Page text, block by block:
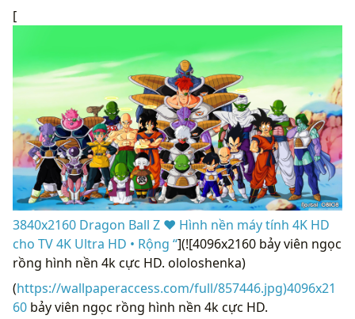
[
3840x2160 Dragon Ball Z ❤ Hình nền máy tính 4K HD
cho TV 4K Ultra HD • Rộng “](![4096x2160 bảy viên ngọc
rồng hình nền 4k cực HD. ololoshenka)
(https://wallpaperaccess.com/full/857446.jpg)4096x21
60 bảy viên ngọc rồng hình nền 4k cực HD.